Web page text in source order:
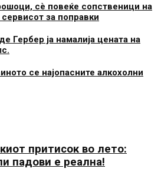
сè повеќе сопственици на
за поправки
Гербер ја намалија цената на
се најопасните алкохолни
притисок во лето:
падови е реална!